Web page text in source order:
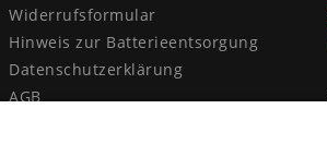
Widerrufsformular
Hinweis zur Batterieentsorgung
Datenschutzerklärung
AGB